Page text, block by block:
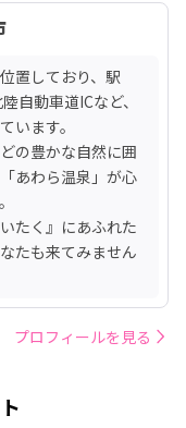
置しており、駅
自動車道ICなど、
います。
の豊かな自然に囲
あわら温泉」が心
たく』にあふれた
たも来てみません
プロフィールを見る